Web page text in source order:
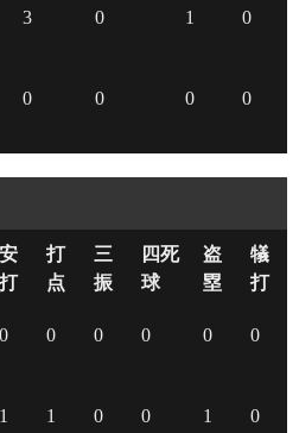
3 0 1 0
0 0 0 0
安
打
打
点
三
振
四死
球
盗
塁
犠
打
0 0 0 0 0 0
1 1 0 0 1 0